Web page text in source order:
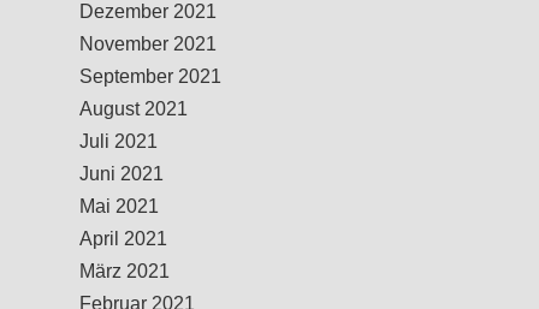
Dezember 2021
November 2021
September 2021
August 2021
Juli 2021
Juni 2021
Mai 2021
April 2021
März 2021
Februar 2021